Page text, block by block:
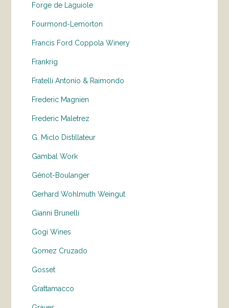
Forge de Laguiole
Fourmond-Lemorton
Francis Ford Coppola Winery
Frankrig
Fratelli Antonio & Raimondo
Frederic Magnien
Frederic Maletrez
G. Miclo Distillateur
Gambal Work
Génot-Boulanger
Gerhard Wohlmuth Weingut
Gianni Brunelli
Gogi Wines
Gomez Cruzado
Gosset
Grattamacco